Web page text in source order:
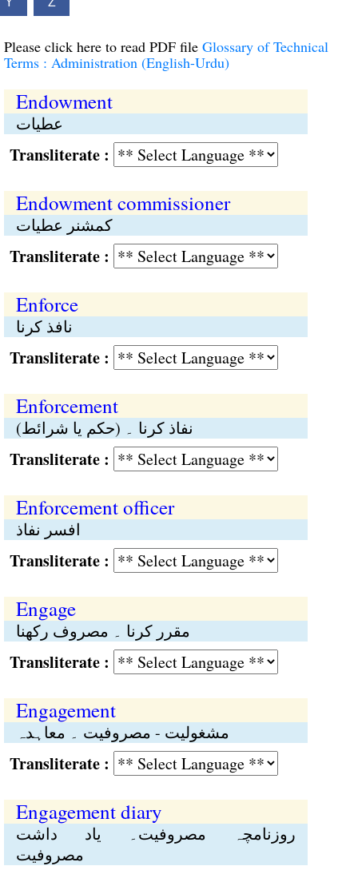
Please click here to read PDF file Glossary of Technical
Terms : Administration (English-Urdu)
Endowment
عطیات
:
Endowment commissioner
کمشنر عطیات
:
Enforce
نافذ کرنا
:
Enforcement
نفاذ کرنا ۔ (حکم یا شرائط)
:
Enforcement officer
افسر نفاذ
:
Engage
مقرر کرنا ۔ مصروف رکھنا
:
Engagement
مشغولیت - مصروفیت ۔ معاہدہ
:
Engagement diary
روزنامچہ مصروفیت۔ یاد داشت
مصروفیت